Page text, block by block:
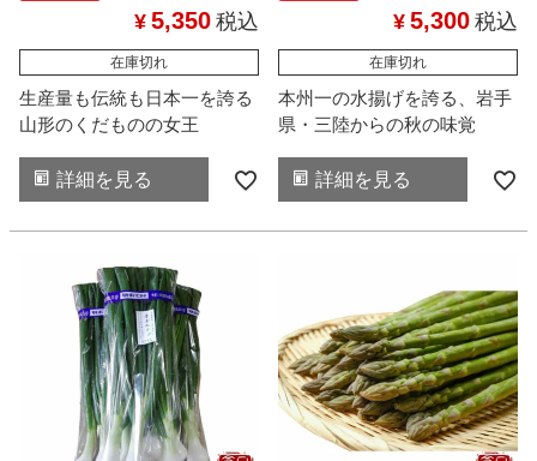
¥ 5,350 税込
在庫切れ
生産量も伝統も日本一を誇る
山形のくだものの女王
詳細を見る
¥ 5,300 税込
在庫切れ
本州一の水揚げを誇る、岩手
県・三陸からの秋の味覚
詳細を見る